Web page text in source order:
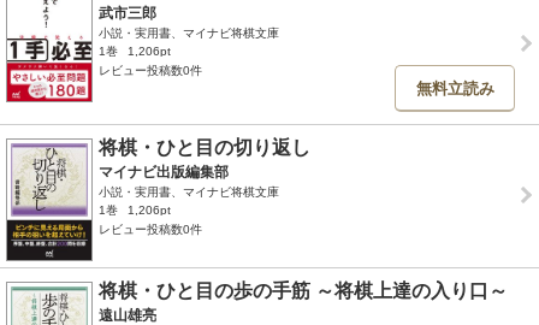
武市三郎
小説・実用書、マイナビ将棋文庫
1巻
1,206pt
レビュー投稿数0件
無料立読み
将棋・ひと目の切り返し
マイナビ出版編集部
小説・実用書、マイナビ将棋文庫
1巻
1,206pt
レビュー投稿数0件
将棋・ひと目の歩の手筋 ～将棋上達の入り口～
遠山雄亮